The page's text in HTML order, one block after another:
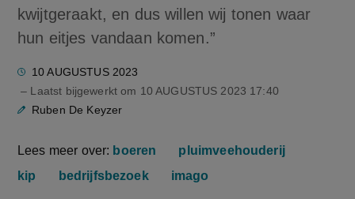
kwijtgeraakt, en dus willen wij tonen waar
hun eitjes vandaan komen.”
10 AUGUSTUS 2023
– Laatst bijgewerkt om 10 AUGUSTUS 2023 17:40
Ruben De Keyzer
Lees meer over: boeren
pluimveehouderij
kip
bedrijfsbezoek imago